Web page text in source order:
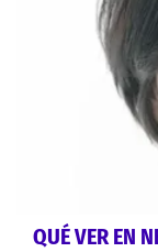
QUÉ VER EN